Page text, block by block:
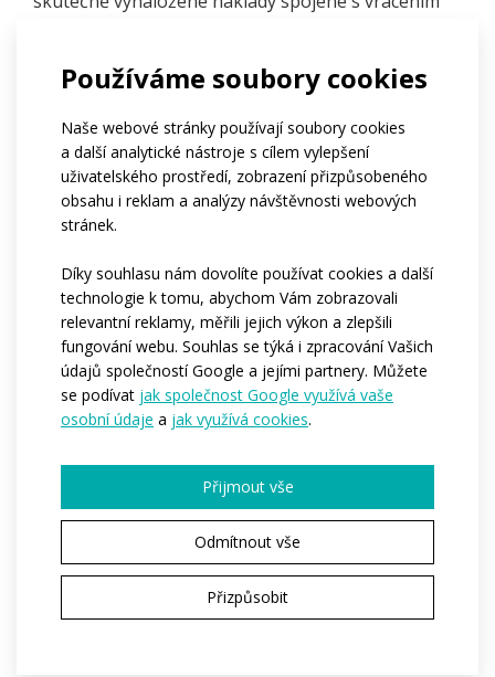
Používáme soubory cookies
Naše webové stránky používají soubory cookies
a další analytické nástroje s cílem vylepšení
uživatelského prostředí, zobrazení přizpůsobeného
obsahu i reklam a analýzy návštěvnosti webových
stránek.
Díky souhlasu nám dovolíte používat cookies a další
technologie k tomu, abychom Vám zobrazovali
relevantní reklamy, měřili jejich výkon a zlepšili
fungování webu. Souhlas se týká i zpracování Vašich
údajů společností Google a jejími partnery. Můžete
se podívat jak společnost Google využívá vaše
osobní údaje a jak využívá cookies.
Přijmout vše
Odmítnout vše
Přizpůsobit
kupujícího. Právo na odstoupení od smlouvy ale
Kupující nemá, pokud to je výslovně sjednáno mezi
smluvními stranami, a dále v případě smluv:
na poskytování Služeb, jestliže s jejich plněním
bylo s jeho souhlasem započato před
na dodávku Zboží nebo Služeb, jejichž cena
závisí na výchylkách finančního trhu nezávisle
na vůli Prodávajícího,
na dodávku Zboží upraveného podle přání
Kupujícího nebo pro jeho osobu, jakož i zboží,
které podléhá rychlé zkáze, opotřebení nebo
Poštovné za zaslání zboží zpět při odstoupení od
smlouvy hradí zákazník. Adresa pro vrácení zboží
je: ATEX - spol. s r.o., Vážného 3, 62100 Brno.
Ochrana vašich osobních údajů